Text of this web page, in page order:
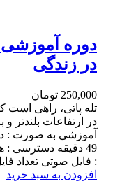
دوره آموزشی
در زندگی
250,000 تومان
تله پاتی، راهی است
در ارتفاعات بلندتر
49 دقیقه دسترسی
: فایل صوتی تعداد فایل
افزودن به سبد خرید